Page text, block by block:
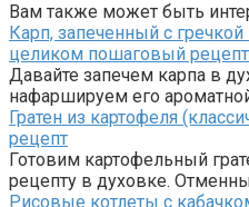
Вам также может быть
Карп, запеченный с
целиком пошаговый рецепт
Давайте запечем карпа в
нафаршируем его
Гратен из картофеля
рецепт
Готовим картофельный
рецепту в духовке.
Рисовые котлеты с